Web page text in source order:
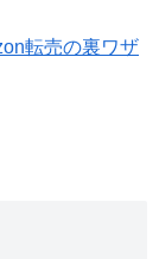
転売の裏ワザ